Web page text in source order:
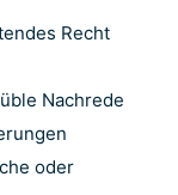
Recht
Nachrede
oder